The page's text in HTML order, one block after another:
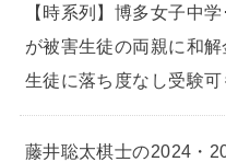
【時系列】博多女子中
が被害生徒の両親に和
生徒に落ち度なし受験
藤井聡太棋士の2024・